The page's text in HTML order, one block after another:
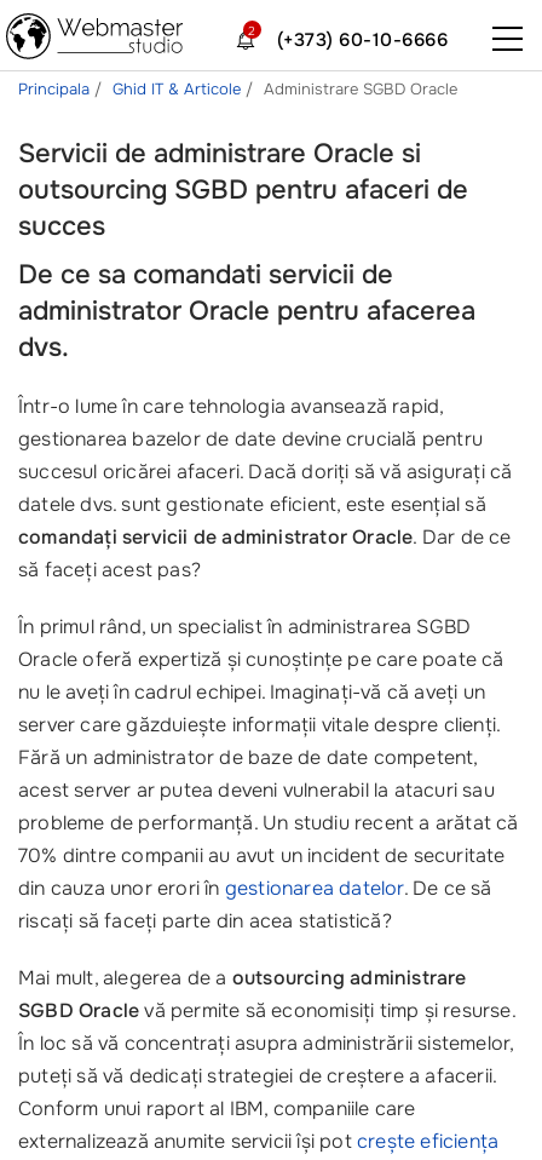
(+373) 60-10-6666
2
Principala Ghid IT & Articole Administrare SGBD Oracle
Servicii de administrare Oracle si
outsourcing SGBD pentru afaceri de
succes
De ce sa comandati servicii de
administrator Oracle pentru afacerea
dvs.
Într-o lume în care tehnologia avansează rapid,
gestionarea bazelor de date devine crucială pentru
succesul oricărei afaceri. Dacă doriți să vă asigurați că
datele dvs. sunt gestionate eficient, este esențial să
comandați servicii de administrator Oracle. Dar de ce
să faceți acest pas?
În primul rând, un specialist în administrarea SGBD
Oracle oferă expertiză și cunoștințe pe care poate că
nu le aveți în cadrul echipei. Imaginați-vă că aveți un
server care găzduiește informații vitale despre clienți.
Fără un administrator de baze de date competent,
acest server ar putea deveni vulnerabil la atacuri sau
probleme de performanță. Un studiu recent a arătat că
70% dintre companii au avut un incident de securitate
din cauza unor erori în gestionarea datelor. De ce să
riscați să faceți parte din acea statistică?
Mai mult, alegerea de a outsourcing administrare
SGBD Oraclevă permite să economisiți timp și resurse.
În loc să vă concentrați asupra administrării sistemelor,
puteți să vă dedicați strategiei de creștere a afacerii.
Conform unui raport al IBM, companiile care
externalizează anumite servicii își potcrește eficiența